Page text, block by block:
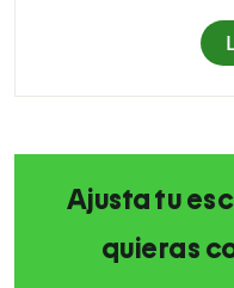
Ajusta tu
quieras